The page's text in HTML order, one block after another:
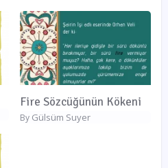
Fire Sözcüğünün Kökeni
By Gülsüm Suyer